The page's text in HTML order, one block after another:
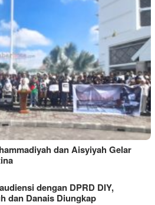
dan Aisyiyah Gelar
dengan DPRD DIY,
dan Danais Diungkap